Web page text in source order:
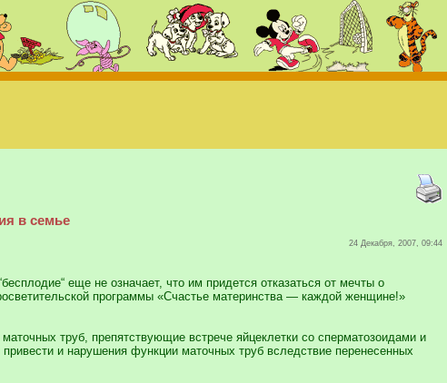
в семье
24 Декабря, 2007, 09:44
еще не означает, что им придется отказаться от мечты о
программы «Счастье материнства — каждой женщине!»
труб, препятствующие встрече яйцеклетки со сперматозоидами и
и нарушения функции маточных труб вследствие перенесенных